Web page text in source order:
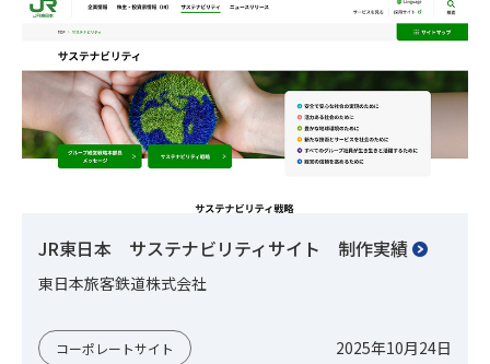
JR東日本 サステナビリティサイト 制作実績
東日本旅客鉄道株式会社
コーポレートサイト 2025年10月24日